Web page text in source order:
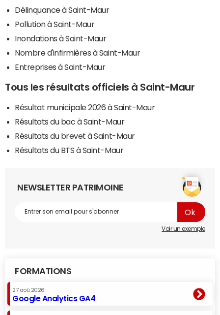
Délinquance à Saint-Maur
Pollution à Saint-Maur
Inondations à Saint-Maur
Nombre d'infirmières à Saint-Maur
Entreprises à Saint-Maur
Tous les résultats officiels à Saint-Maur
Résultat municipale 2026 à Saint-Maur
Résultats du bac à Saint-Maur
Résultats du brevet à Saint-Maur
Résultats du BTS à Saint-Maur
NEWSLETTER PATRIMOINE
Voir un exemple
FORMATIONS
27 aoû 2026
Google Analytics GA4